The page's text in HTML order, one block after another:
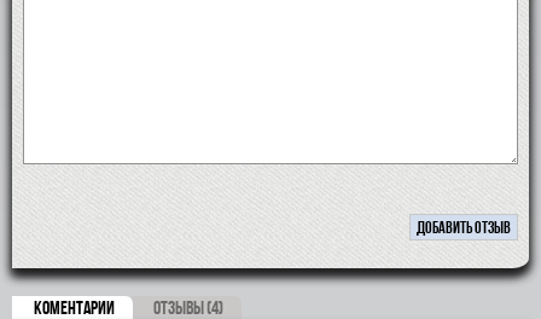
КОМЕНТАРИИ ОТЗЫВЫ (4)